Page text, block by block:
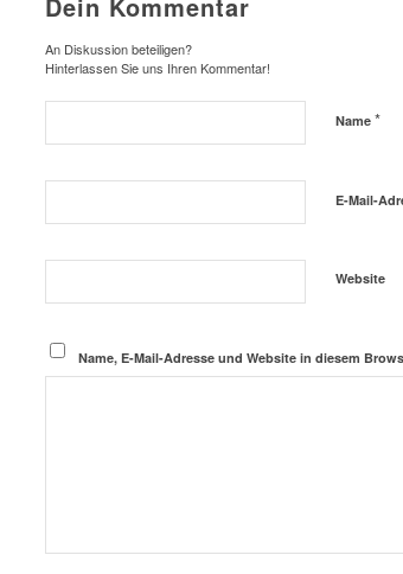
An Diskussion beteiligen?
Hinterlassen Sie uns Ihren Kommentar!
Name *
E-Mail-
Website
Name, E-Mail-Adresse und Website in diesem